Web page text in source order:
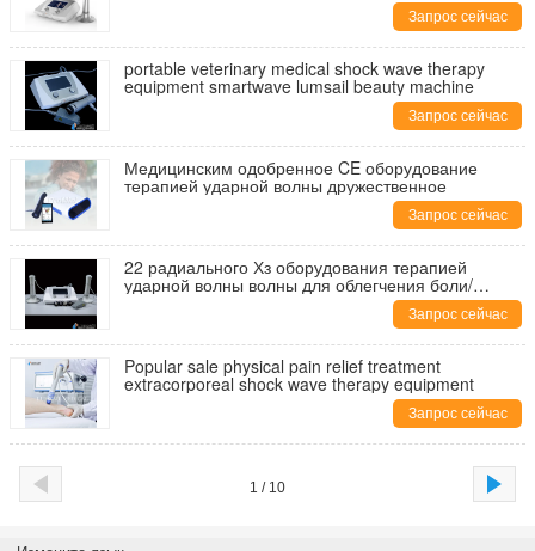
Запрос сейчас
portable veterinary medical shock wave therapy
equipment smartwave lumsail beauty machine
Запрос сейчас
Медицинским одобренное CE оборудование
терапией ударной волны дружественное
Запрос сейчас
22 радиального Хз оборудования терапией
ударной волны волны для облегчения боли/
Запрос сейчас
Popular sale physical pain relief treatment
extracorporeal shock wave therapy equipment
Запрос сейчас
1 / 10